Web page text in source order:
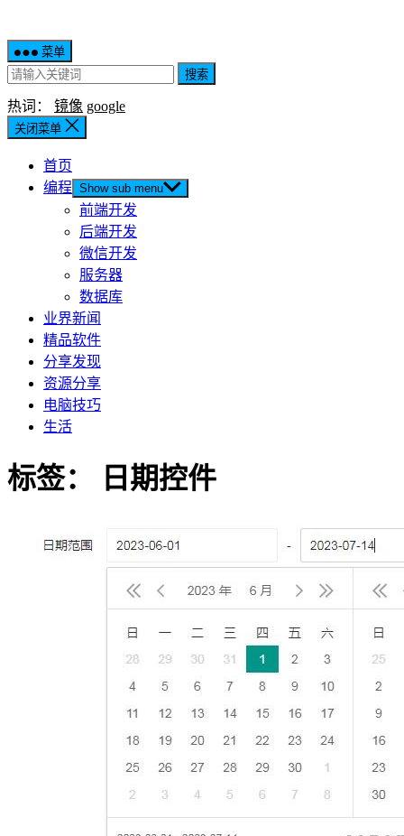
菜单
搜索
热词： 镜像 google
关闭菜单
首页
编程 Show sub menu
前端开发
后端开发
微信开发
服务器
数据库
业界新闻
精品软件
分享发现
资源分享
电脑技巧
生活
标签： 日期控件